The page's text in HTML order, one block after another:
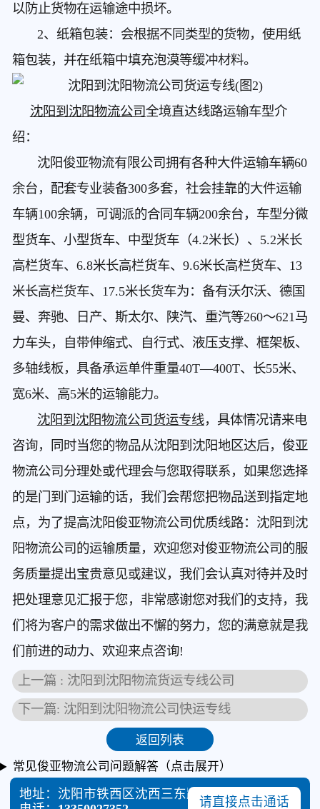
以防止货物在运输途中损坏。
2、纸箱包装：会根据不同类型的货物，使用纸
箱包装，并在纸箱中填充泡漠等缓冲材料。
沈阳到沈阳物流公司全境直达线路运输车型介
绍：
沈阳俊亚物流有限公司拥有各种大件运输车辆60
余台，配套专业装备300多套，社会挂靠的大件运输
车辆100余辆，可调派的合同车辆200余台，车型分微
型货车、小型货车、中型货车（4.2米长）、5.2米长
高栏货车、6.8米长高栏货车、9.6米长高栏货车、13
米长高栏货车、17.5米长货车为：备有沃尔沃、德国
曼、奔驰、日产、斯太尔、陕汽、重汽等260～621马
力车头，自带伸缩式、自行式、液压支撑、框架板、
多轴线板，具备承运单件重量40T—400T、长55米、
宽6米、高5米的运输能力。
沈阳到沈阳物流公司货运专线，具体情况请来电
咨询，同时当您的物品从沈阳到沈阳地区达后，俊亚
物流公司分理处或代理会与您取得联系，如果您选择
的是门到门运输的话，我们会帮您把物品送到指定地
点，为了提高沈阳俊亚物流公司优质线路：沈阳到沈
阳物流公司的运输质量，欢迎您对俊亚物流公司的服
务质量提出宝贵意见或建议，我们会认真对待并及时
把处理意见汇报于您，非常感谢您对我们的支持，我
们将为客户的需求做出不懈的努力，您的满意就是我
们前进的动力、欢迎来点咨询!
上一篇 : 沈阳到沈阳物流货运专线公司
下一篇: 沈阳到沈阳物流公司快运专线
返回列表
常见俊亚物流公司问题解答（点击展开）
请直接点击通话
地址：沈阳市铁西区沈西三东路四号汉峰物流园A10